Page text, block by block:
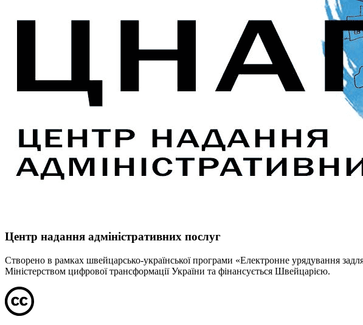
Центр надання адміністративних послуг
Створено в рамках швейцарсько-української програми «Електронне урядування
Міністерством цифрової трансформації України та фінансується Швейцарією.